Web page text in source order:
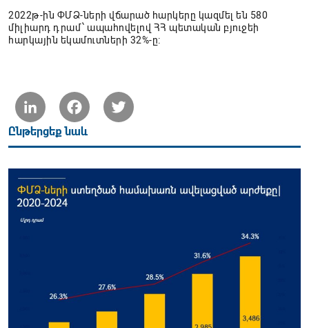
2022թ-ին ՓՄՁ-ների վճարած հարկերը կազմել են 580
միլիարդ դրամ՝ ապահովելով ՀՀ պետական բյուջեի
հարկային եկամուտների 32%-ը։
LinkedIn Facebook
Ընթերցեք նաև